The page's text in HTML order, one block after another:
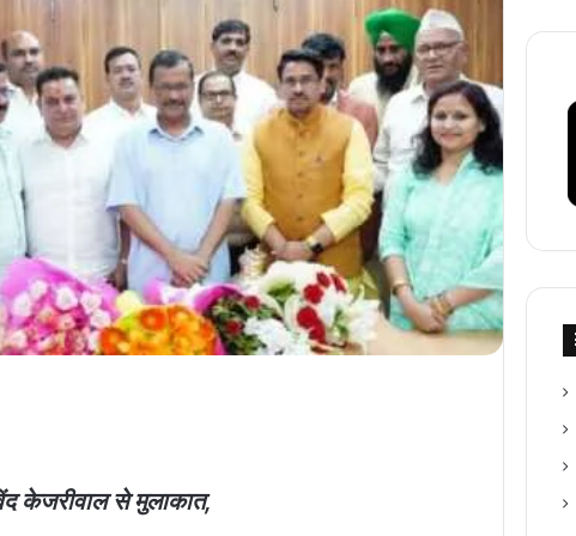
केजरीवाल से मुलाकात,